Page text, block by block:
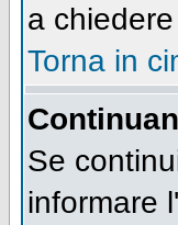
a
Torna in
Se
informare